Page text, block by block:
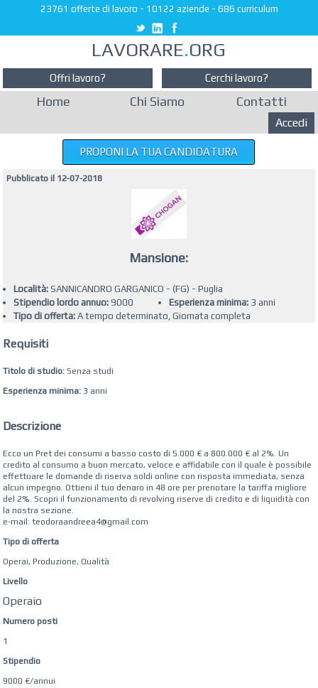
23761 offerte di lavoro - 10122 aziende - 686 curriculum
LAVORARE.ORG
Offri lavoro? Cerchi lavoro?
Home Chi Siamo Contatti
Accedi
Pubblicato il 12-07-2018
Mansione:
PROPONI LA TUA CANDIDATURA
Località:SANNICANDRO GARGANICO - (FG) - Puglia
Stipendio lordo annuo:9000 Esperienza minima:3 anni
Tipo di offerta:A tempo determinato, Giornata completa
Requisiti
Titolo di studio: Senza studi
Esperienza minima: 3 anni
Descrizione
Ecco un Pret dei consumi a basso costo di 5.000 € a 800.000 € al 2%. Un
credito al consumo a buon mercato, veloce e affidabile con il quale è possibile
effettuare le domande di riserva soldi online con risposta immediata, senza
alcun impegno. Ottieni il tuo denaro in 48 ore per prenotare la tariffa migliore
del 2%. Scopri il funzionamento di revolving riserve di credito e di liquidità con
la nostra sezione.
e-mail: teodoraandreea4@gmail.com
Tipo di offerta
Operai, Produzione, Qualità
Livello
Operaio
Numero posti
1
Stipendio
9000 €/annui